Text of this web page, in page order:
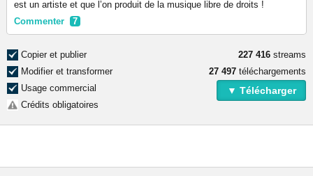
est un artiste et que l’on produit de la musique libre de droits !
Commenter 7
Copier et publier
Modifier et transformer
Usage commercial
Crédits obligatoires
227 416 streams
27 497 téléchargements
▼ Télécharger